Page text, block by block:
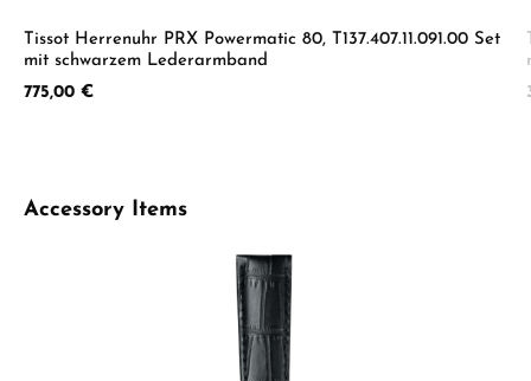
Tissot Herrenuhr PRX Powermatic 80, T137.407.11.091.00 Set
mit schwarzem Lederarmband
Regulärer Preis:
775,00 €
Produktgalerie überspringen
Accessory Items